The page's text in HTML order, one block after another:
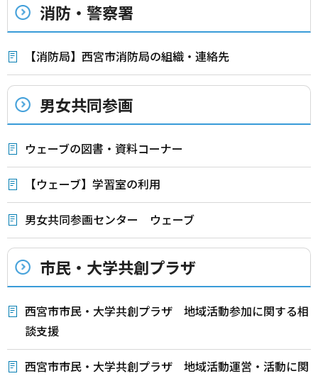
消防・警察署
【消防局】西宮市消防局の組織・連絡先
男女共同参画
ウェーブの図書・資料コーナー
【ウェーブ】学習室の利用
男女共同参画センター ウェーブ
市民・大学共創プラザ
西宮市市民・大学共創プラザ 地域活動参加に関する相
談支援
西宮市市民・大学共創プラザ 地域活動運営・活動に関